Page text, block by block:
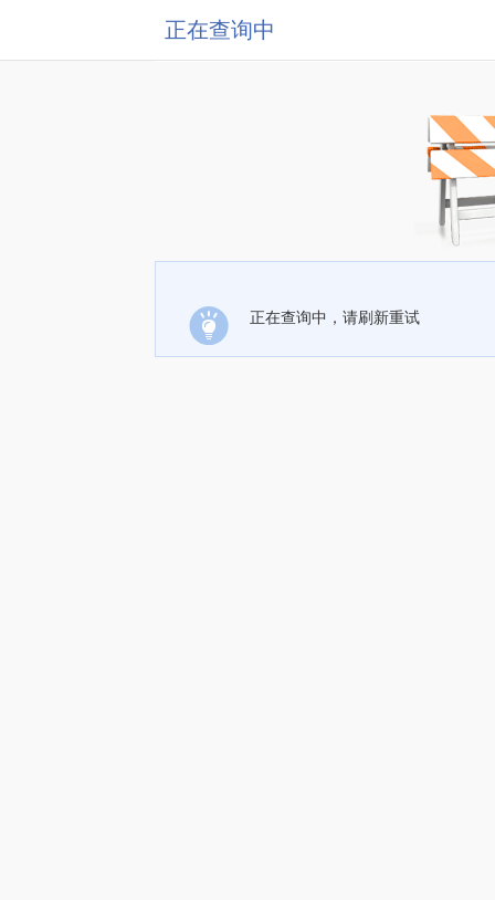
正在查询中
正在查询中，请刷新重试